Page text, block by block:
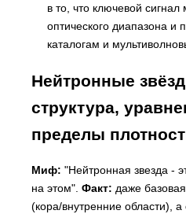
в то, что ключевой
оптического диапазона и
каталогам и
Нейтронные
структура,
пределы
Миф: "Нейтронная звезда -
на этом". Факт: даже
(кора/внутренние области), а